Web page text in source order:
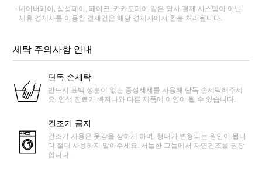
네이버페이, 삼성페이, 페이코, 카카오페이 같은 당사 결제 시스템이 아닌
제휴 결제사를 이용한 결제건은 해당 결제사에서 환불 처리됩니다.
세탁 주의사항 안내
단독 손세탁
반드시 표백 성분이 없는 중성세제를 사용해 단독 손세탁해주세
요. 염색 잔료가 빠져나와 다른 제품에 이염이 될 수 있습니다.
건조기 금지
건조기 사용은 옷감을 상하게 하며, 형태가 변형되는 원인이 됩니
다.절대 사용하지 말아주세요. 서늘한 그늘에서 자연건조를 권장
합니다.